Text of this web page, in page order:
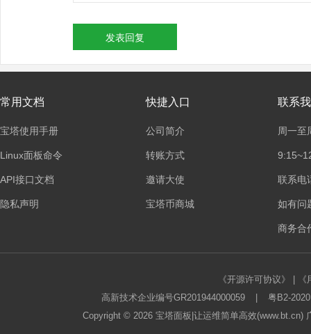
发表回复
常用文档
宝塔使用手册
Linux面板命令
API接口文档
隐私声明
快捷入口
公司简介
转账方式
邀请大使
宝塔币商城
联系
周一至
联系电
如有问
商务合
《开源许可协议》
高新技术企业编号GR201944000059
粤B2-
Copyright © 2026 宝塔面板 |让运维简单高效